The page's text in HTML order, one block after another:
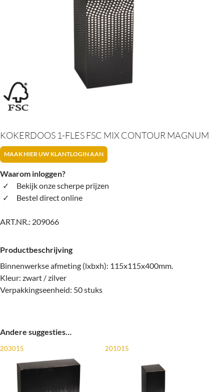
KOKERDOOS 1-FLES FSC MIX CONTOUR MAGNUM
MAAK HIER UW KLANTLOGIN AAN
Waarom inloggen?
Bekijk onze scherpe prijzen
Bestel direct online
ART.NR.: 209066
Productbeschrijving
Binnenwerkse afmeting (lxbxh): 115x115x400mm.
Kleur: zwart / zilver
Verpakkingseenheid: 50 stuks
Andere suggesties…
203015 201015